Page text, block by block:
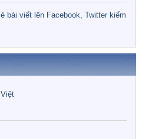
bài viết lên Facebook, Twitter kiếm